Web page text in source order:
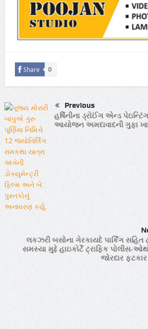
Share 0
Previous
હર્ષિનીના ડ્રોઈંગ એન્ડ
આયોજન અમદાવાદની ગુફા
લકઝરી બસોના ગેરકાયદે પાર્કિંગ સહિત
સમસ્યા મુદ્દે હાઇકોર્ટે ટ્રાફિક પોલીસ-
જોરદાર